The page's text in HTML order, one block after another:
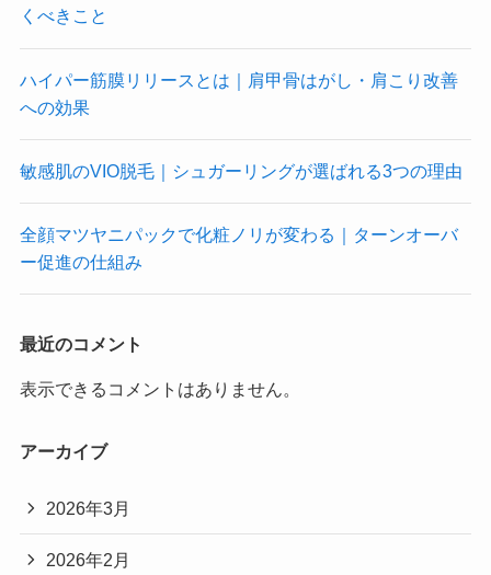
くべきこと
ハイパー筋膜リリースとは｜肩甲骨はがし・肩こり改善
への効果
敏感肌のVIO脱毛｜シュガーリングが選ばれる3つの理由
全顔マツヤニパックで化粧ノリが変わる｜ターンオーバ
ー促進の仕組み
最近のコメント
表示できるコメントはありません。
アーカイブ
2026年3月
2026年2月